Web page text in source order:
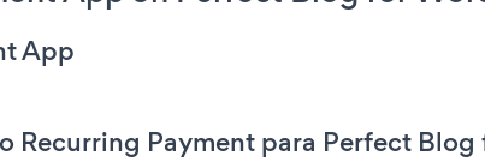
App
Payment para Perfect Blog